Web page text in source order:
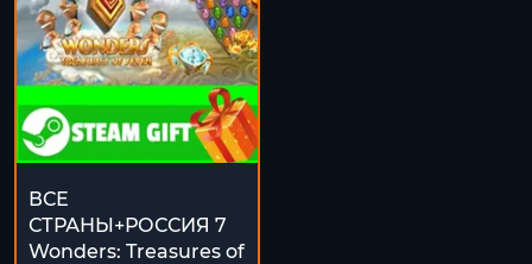
ВСЕ
СТРАНЫ+РОССИЯ 7
Wonders: Treasures of